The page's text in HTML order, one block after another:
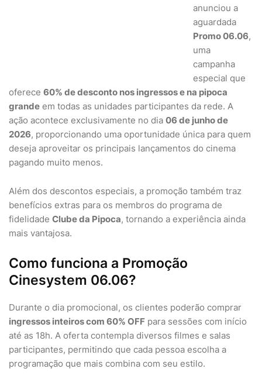
anunciou a
aguardada
Promo 06.06,
uma
campanha
especial que
oferece 60% de desconto nos ingressos e na pipoca
grande em todas as unidades participantes da rede. A
ação acontece exclusivamente no dia 06 de junho de
2026, proporcionando uma oportunidade única para quem
deseja aproveitar os principais lançamentos do cinema
pagando muito menos.
Além dos descontos especiais, a promoção também traz
benefícios extras para os membros do programa de
fidelidade Clube da Pipoca, tornando a experiência ainda
mais vantajosa.
Como funciona a Promoção
Cinesystem 06.06?
Durante o dia promocional, os clientes poderão comprar
ingressos inteiros com 60% OFF para sessões com início
até as 18h. A oferta contempla diversos filmes e salas
participantes, permitindo que cada pessoa escolha a
programação que mais combina com seu estilo.